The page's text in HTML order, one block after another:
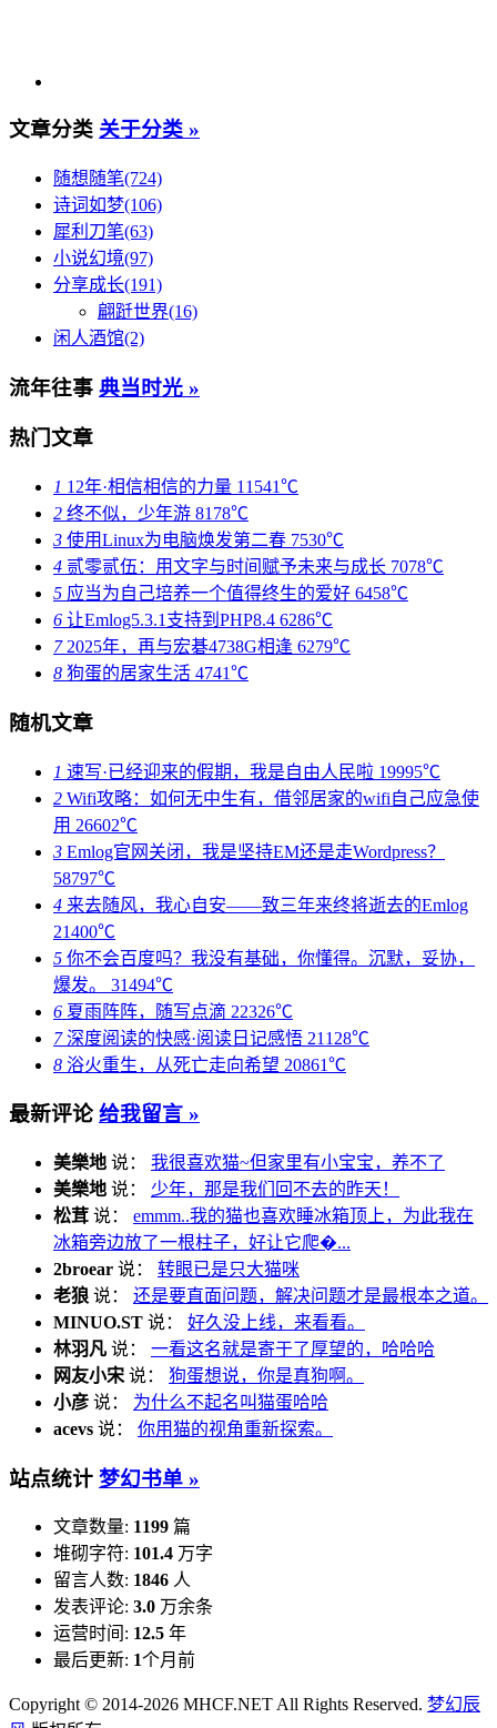
文章分类 关于分类 »
随想随笔(724)
诗词如梦(106)
犀利刀笔(63)
小说幻境(97)
分享成长(191)
翩跹世界(16)
闲人酒馆(2)
流年往事 典当时光 »
热门文章
1 12年·相信相信的力量 11541℃
2 终不似，少年游 8178℃
3 使用Linux为电脑焕发第二春 7530℃
4 贰零贰伍：用文字与时间赋予未来与成长 7078℃
5 应当为自己培养一个值得终生的爱好 6458℃
6 让Emlog5.3.1支持到PHP8.4 6286℃
72025年，再与宏碁4738G相逢 6279℃
8 狗蛋的居家生活 4741℃
随机文章
1 速写·已经迎来的假期，我是自由人民啦 19995℃
2 Wifi攻略：如何无中生有，借邻居家的wifi自己应急使
用 26602℃
3 Emlog官网关闭，我是坚持EM还是走Wordpress？
58797℃
4 来去随风，我心自安——致三年来终将逝去的Emlog
21400℃
5 你不会百度吗？我没有基础，你懂得。沉默，妥协，
爆发。 31494℃
6 夏雨阵阵，随写点滴 22326℃
7深度阅读的快感·阅读日记感悟 21128℃
8 浴火重生，从死亡走向希望 20861℃
最新评论 给我留言 »
美樂地 说： 我很喜欢猫~但家里有小宝宝，养不了
美樂地 说： 少年，那是我们回不去的昨天！
松茸 说： emmm..我的猫也喜欢睡冰箱顶上，为此我在
冰箱旁边放了一根柱子，好让它爬�...
2broear 说： 转眼已是只大猫咪
老狼 说： 还是要直面问题，解决问题才是最根本之道。
MINUO.ST 说： 好久没上线，来看看。
林羽凡 说： 一看这名就是寄于了厚望的，哈哈哈
网友小宋 说： 狗蛋想说，你是真狗啊。
小彦 说： 为什么不起名叫猫蛋哈哈
acevs 说： 你用猫的视角重新探索。
站点统计 梦幻书单 »
文章数量: 1199 篇
堆砌字符: 101.4 万字
留言人数: 1846 人
发表评论: 3.0 万余条
运营时间: 12.5 年
最后更新: 1个月前
Copyright © 2014-2026 MHCF.NET All Rights Reserved. 梦幻辰